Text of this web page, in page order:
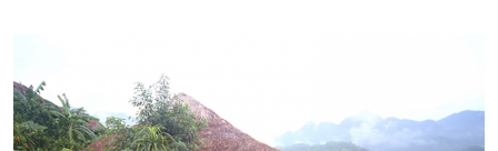
Đặt xe shuttle bus đưa đón:
Người lớn: 600.000vnđ/ khách/ khứ hồi (tính